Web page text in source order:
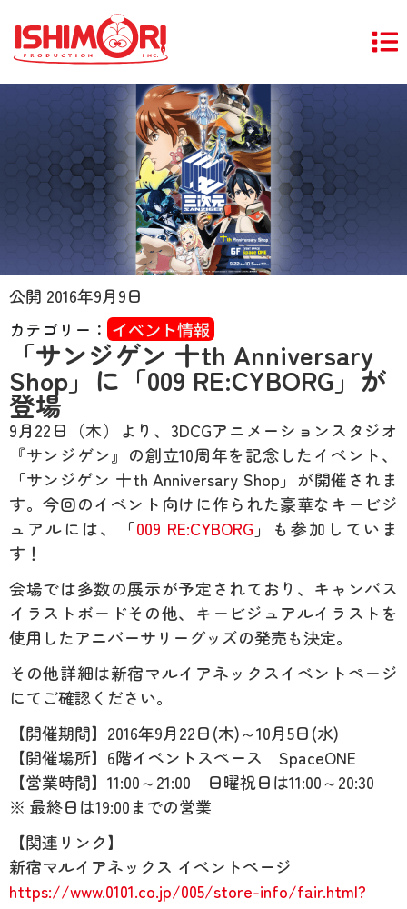
公開 2016年9月9日
カテゴリー： イベント情報
「サンジゲン 十th Anniversary
Shop」に「009 RE:CYBORG」が
登場
9月22日（木）より、3DCGアニメーションスタジオ
『サンジゲン』の創立10周年を記念したイベント、
「サンジゲン 十th Anniversary Shop」が開催されま
す。今回のイベント向けに作られた豪華なキービジ
ュアルには、「009 RE:CYBORG 」も参加していま
す！
会場では多数の展示が予定されており、キャンバス
イラストボードその他、キービジュアルイラストを
使用したアニバーサリーグッズの発売も決定。
その他詳細は新宿マルイアネックスイベントページ
にてご確認ください。
【開催期間】2016年9月22日(木)～10月5日(水)
【開催場所】6階イベントスペース SpaceONE
【営業時間】11:00～21:00 日曜祝日は11:00～20:30
※ 最終日は19:00までの営業
【関連リンク】
新宿マルイアネックス イベントページ
https://www.0101.co.jp/005/store-info/fair.html?